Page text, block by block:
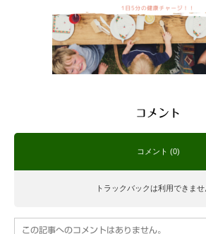
コメント
コメント (0)
トラックバックは利用できませ
この記事へのコメントはありません。